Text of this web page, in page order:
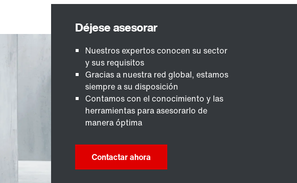
Nuestros expertos conocen su sector
y sus requisitos
Gracias a nuestra red global, estamos
siempre a su disposición
Contamos con el conocimiento y las
herramientas para asesorarlo de
manera óptima
Contactar ahora